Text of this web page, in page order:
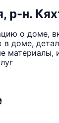
р-н.
о доме,
доме,